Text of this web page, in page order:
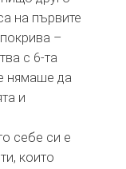
на първите
–
с 6-та
нямаше да
и
себе си е
които